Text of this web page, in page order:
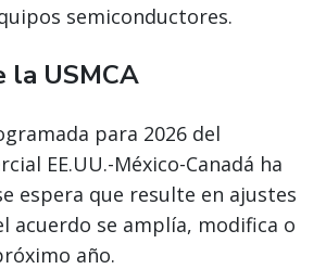
semiconductores.
la USMCA
para 2026 del
EE.UU.-México-Canadá ha
espera que resulte en ajustes
acuerdo se amplía, modifica o
año.